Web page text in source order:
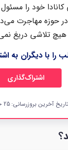
خود را مسئول
حوزه مهاجرت
هیچ تلاشی دریغ
را با دیگران به
اشتراک‌گذاری
آخرین بروزرسانی: 25 خرداد 1403